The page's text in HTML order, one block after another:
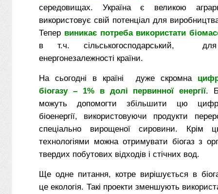
середовищах. Україна є великою
використовує свій потенціал для
Тепер виникає потреба використати
в т.ч. сільськогосподарський, для
енергонезалежності країни.
На сьогодні в країні дуже скромна
біогазу – 1% в долі первинної енергії.
можуть допомогти збільшити цю
біоенергії, використовуючи продукти
спеціально вирощеної сировини. Крім
технологіями можна отримувати біогаз з
твердих побутових відходів і стічних вод.
Ще одне питання, котре вирішується в
це екологія. Такі проекти зменшують